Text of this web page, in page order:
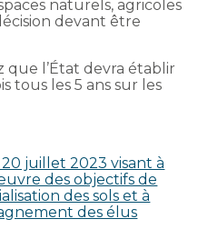
naturels, agricoles
devant être
que l’État devra établir
tous les 5 ans sur les
juillet 2023 visant à
des objectifs de
des sols et à
des élus